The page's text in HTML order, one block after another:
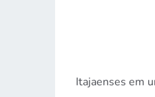
Itajaenses em